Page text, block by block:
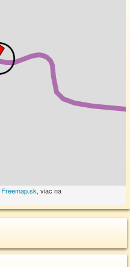
Freemap.sk, viac na